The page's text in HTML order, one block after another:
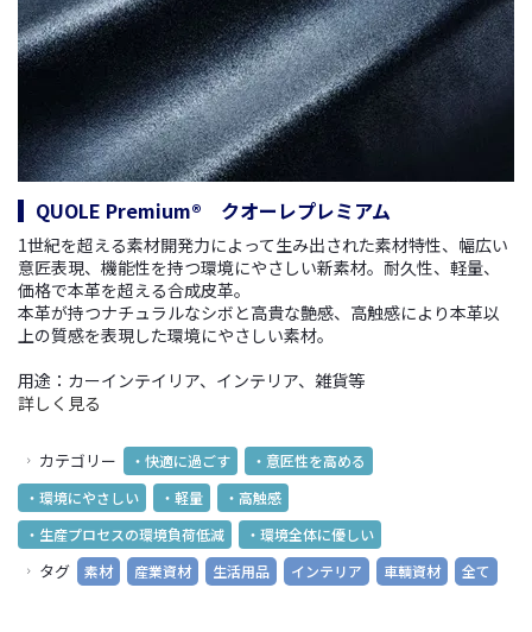
QUOLE Premium® クオーレプレミアム
1世紀を超える素材開発力によって生み出された素材特性、幅広い
意匠表現、機能性を持つ環境にやさしい新素材。 耐久性、軽量、
価格で本革を超える合成皮革。
本革が持つナチュラルなシボと高貴な艶感、高触感により本革以
上の質感を表現した環境にやさしい素材。
用途：カーインテイリア、インテリア、雑貨等
詳しく見る
カテゴリー ・快適に過ごす
・意匠性を高める
・環境にやさしい
・軽量
・高触感
・生産プロセスの環境負荷低減
・環境全体に優しい
タグ 素材 産業資材 生活用品 インテリア 車輌資材 全て